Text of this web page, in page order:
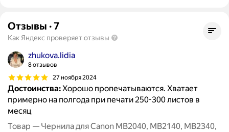
Отзывы ·7
Как Яндекс проверяет отзывы
zhukova.lidia
8 отзывов
27 ноября 2024
Достоинства:Хорошо пропечатываются. Хватает
примерно на полгода при печати 250-300 листов в
месяц
Товар — Чернила для Canon MB2040, MB2140, MB2340,